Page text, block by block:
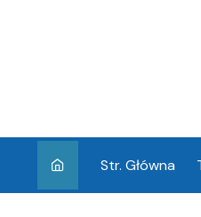
Str. Główna